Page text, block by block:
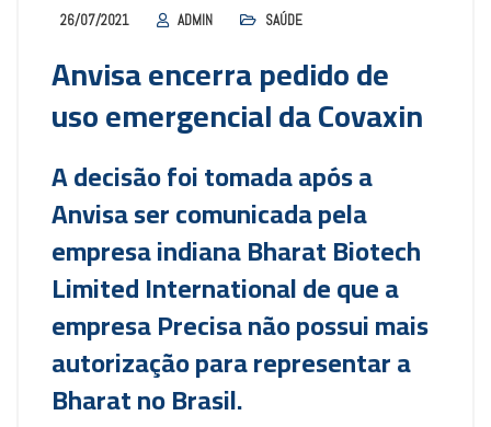
26/07/2021 ADMIN SAÚDE
Anvisa encerra pedido de
uso emergencial da Covaxin
A decisão foi tomada após a
Anvisa ser comunicada pela
empresa indiana Bharat Biotech
Limited International de que a
empresa Precisa não possui mais
autorização para representar a
Bharat no Brasil.